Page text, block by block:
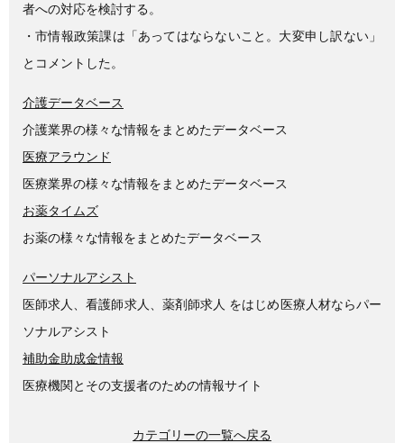
者への対応を検討する。
・市情報政策課は「あってはならないこと。大変申し訳ない」
とコメントした。
介護データベース
介護業界の様々な情報をまとめたデータベース
医療アラウンド
医療業界の様々な情報をまとめたデータベース
お薬タイムズ
お薬の様々な情報をまとめたデータベース
パーソナルアシスト
医師求人、看護師求人、薬剤師求人 をはじめ医療人材ならパー
ソナルアシスト
補助金助成金情報
医療機関とその支援者のための情報サイト
カテゴリーの一覧へ戻る